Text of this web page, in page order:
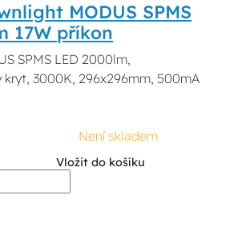
MODUS SPMS
17W příkon
SPMS LED 2000lm,
3000K, 296x296mm, 500mA
Není skladem
Vložit do košíku